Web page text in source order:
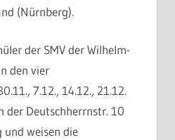
(Nürnberg).
der SMV der Wilhelm-
den vier
7.12., 14.12., 21.12.
der Deutschherrnstr. 10
und weisen die